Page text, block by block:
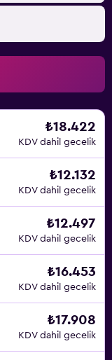
₺18.422
KDV dahil gecelik
₺12.132
KDV dahil gecelik
₺12.497
KDV dahil gecelik
₺16.453
KDV dahil gecelik
₺17.908
KDV dahil gecelik